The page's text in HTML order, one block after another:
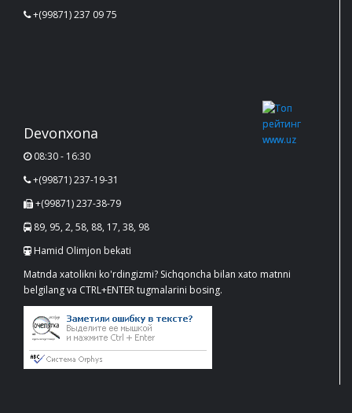
+(99871) 237 09 75
Devonxona
08:30 - 16:30
+(99871) 237-19-31
+(99871) 237-38-79
89, 95, 2, 58, 88, 17, 38, 98
Hamid Olimjon bekati
Matnda xatolikni ko'rdingizmi? Sichqoncha bilan xato matnni
belgilang va CTRL+ENTER tugmalarini bosing.